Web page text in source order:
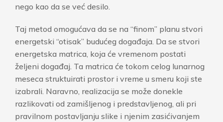
nego kao da se već desilo.
Taj metod omogućava da se na “finom” planu stvori
energetski “otisak” budućeg događaja. Da se stvori
energetska matrica, koja će vremenom postati
željeni događaj. Ta matrica će tokom celog lunarnog
meseca struktuirati prostor i vreme u smeru koji ste
izabrali. Naravno, realizacija se može donekle
razlikovati od zamišljenog i predstavljenog, ali pri
pravilnom postavljanju slike i njenim zasićivanjem